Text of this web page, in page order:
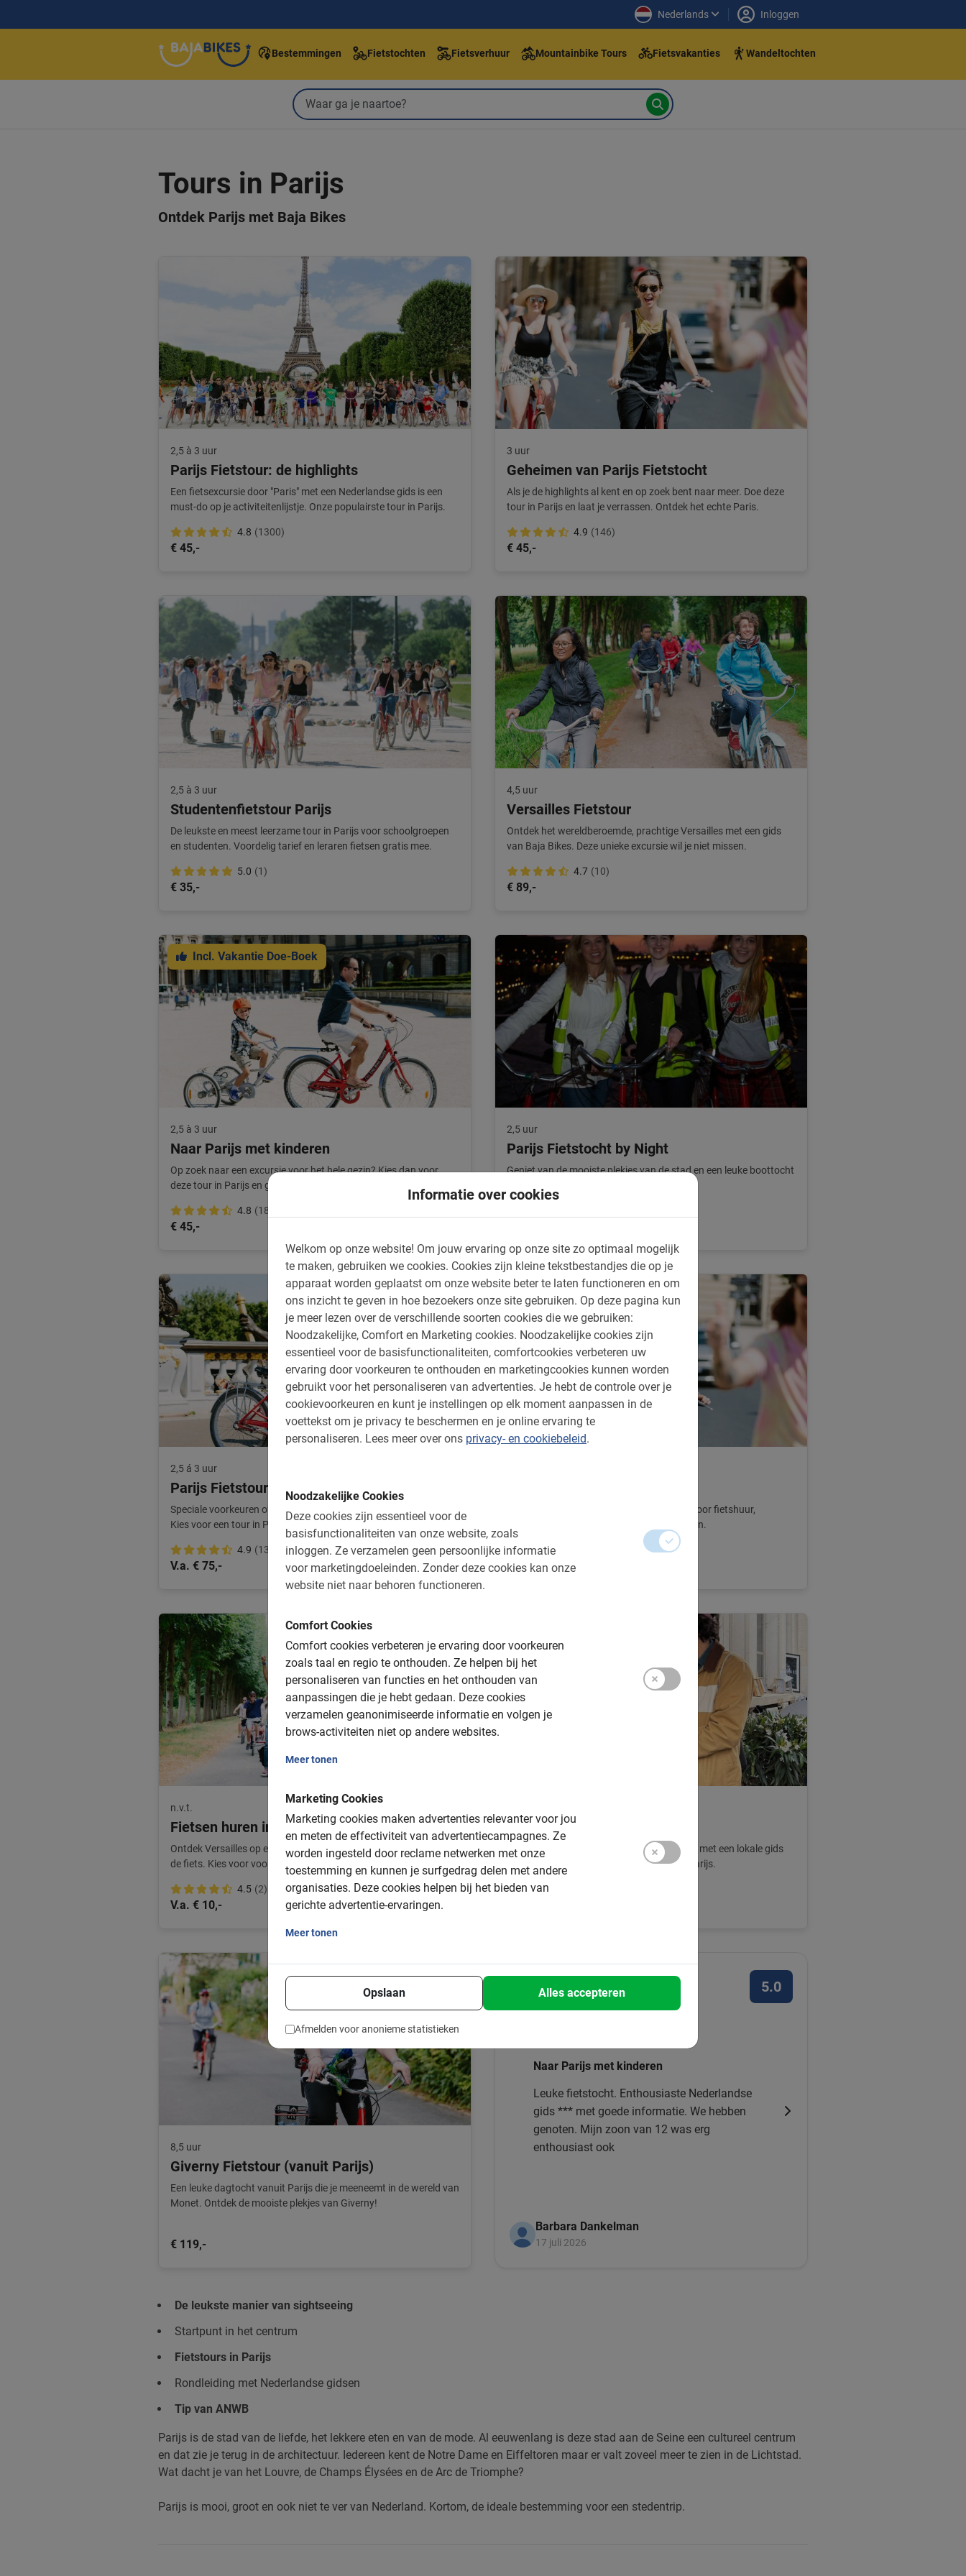
Informatie over cookies
Welkom op onze website! Om jouw ervaring op onze site zo optimaal mogelijk
te maken, gebruiken we cookies. Cookies zijn kleine tekstbestandjes die op je
apparaat worden geplaatst om onze website beter te laten functioneren en om
ons inzicht te geven in hoe bezoekers onze site gebruiken. Op deze pagina kun
je meer lezen over de verschillende soorten cookies die we gebruiken:
Noodzakelijke, Comfort en Marketing cookies. Noodzakelijke cookies zijn
essentieel voor de basisfunctionaliteiten, comfortcookies verbeteren uw
ervaring door voorkeuren te onthouden en marketingcookies kunnen worden
gebruikt voor het personaliseren van advertenties. Je hebt de controle over je
cookievoorkeuren en kunt je instellingen op elk moment aanpassen in de
voettekst om je privacy te beschermen en je online ervaring te
personaliseren. Lees meer over ons privacy- en cookiebeleid.
Noodzakelijke Cookies
Deze cookies zijn essentieel voor de
basisfunctionaliteiten van onze website, zoals
inloggen. Ze verzamelen geen persoonlijke informatie
voor marketingdoeleinden. Zonder deze cookies kan onze
website niet naar behoren functioneren.
Comfort Cookies
Comfort cookies verbeteren je ervaring door voorkeuren
zoals taal en regio te onthouden. Ze helpen bij het
personaliseren van functies en het onthouden van
aanpassingen die je hebt gedaan. Deze cookies
verzamelen geanonimiseerde informatie en volgen je
brows-activiteiten niet op andere websites.
Meer tonen
Marketing Cookies
Marketing cookies maken advertenties relevanter voor jou
en meten de effectiviteit van advertentiecampagnes. Ze
worden ingesteld door reclame netwerken met onze
toestemming en kunnen je surfgedrag delen met andere
organisaties. Deze cookies helpen bij het bieden van
gerichte advertentie-ervaringen.
Meer tonen
Opslaan Alles accepteren
Afmelden voor anonieme statistieken
Nederlands Inloggen
Bestemmingen Fietstochten Fietsverhuur Mountainbike Tours Fietsvakanties Wandeltochten
Tours in Parijs
Ontdek Parijs met Baja Bikes
2,5 à 3 uur
Parijs Fietstour: de highlights
Een fietsexcursie door "Paris" met een Nederlandse gids is een
must-do op je activiteitenlijstje. Onze populairste tour in Parijs.
4.8 (1300)
€ 45,-
3 uur
Geheimen van Parijs Fietstocht
Als je de highlights al kent en op zoek bent naar meer. Doe deze
tour in Parijs en laat je verrassen. Ontdek het echte Paris.
4.9 (146)
€ 45,-
2,5 à 3 uur
Studentenfietstour Parijs
De leukste en meest leerzame tour in Parijs voor schoolgroepen
en studenten. Voordelig tarief en leraren fietsen gratis mee.
5.0 (1)
€ 35,-
4,5 uur
Versailles Fietstour
Ontdek het wereldberoemde, prachtige Versailles met een gids
van Baja Bikes. Deze unieke excursie wil je niet missen.
4.7 (10)
€ 89,-
Incl. Vakantie Doe-Boek
2,5 à 3 uur
Naar Parijs met kinderen
Op zoek naar een excursie voor het hele gezin? Kies dan voor
deze tour in Parijs en geniet met hele gezin van een onvergetelijke
4.8 (180)
€ 45,-
2,5 uur
Parijs Fietstocht by Night
Geniet van de mooiste plekjes van de stad en een leuke boottocht
op de Seine. Een aanrader tijdens je citytrip!
2,5 á 3 uur
Parijs Fietstour Privégids
Speciale voorkeuren of graag alle aandacht voor je eigen groep?
Kies voor een tour in Parijs met Nederlandse Privégids.
4.9 (13)
V.a. € 75,-
De stad op je eigen ritme ontdekken? Kies voor fietshuur,
voordelige tarieven en flexibele voorwaarden.
V.a. € 10,-
n.v.t.
Fietsen huren in Versailles
Ontdek Versailles op eigen houtje en verken de mooiste plekjes op
de fiets. Kies voor voordelige fietshuur.
4.5 (2)
V.a. € 10,-
Parijs Wandeltour
Wandel door het hart van Le Marais samen met een lokale gids
en ervaar de cultuur en gastronomie van Parijs.
8,5 uur
Giverny Fietstour (vanuit Parijs)
Een leuke dagtocht vanuit Parijs die je meeneemt in de wereld van
Monet. Ontdek de mooiste plekjes van Giverny!
€ 119,-
Heel goed 5.0
Naar Parijs met kinderen
Leuke fietstocht. Enthousiaste Nederlandse
gids *** met goede informatie. We hebben
genoten. Mijn zoon van 12 was erg
enthousiast ook
Barbara Dankelman
17 juli 2026
De leukste manier van sightseeing
Startpunt in het centrum
Fietstours in Parijs
Rondleiding met Nederlandse gidsen
Tip van ANWB
Parijs is de stad van de liefde, het lekkere eten en van de mode. Al eeuwenlang is deze stad aan de Seine een cultureel centrum
en dat zie je terug in de architectuur. Iedereen kent de Notre Dame en Eiffeltoren maar er valt zoveel meer te zien in de Lichtstad.
Wat dacht je van het Louvre, de Champs Élysées en de Arc de Triomphe?
Parijs is mooi, groot en ook niet te ver van Nederland. Kortom, de ideale bestemming voor een stedentrip.